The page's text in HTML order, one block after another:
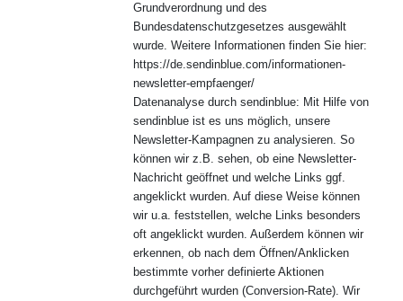
Grundverordnung und des
Bundesdatenschutzgesetzes ausgewählt
wurde. Weitere Informationen finden Sie hier:
https://de.sendinblue.com/informationen-
newsletter-empfaenger/
Datenanalyse durch sendinblue: Mit Hilfe von
sendinblue ist es uns möglich, unsere
Newsletter-Kampagnen zu analysieren. So
können wir z.B. sehen, ob eine Newsletter-
Nachricht geöffnet und welche Links ggf.
angeklickt wurden. Auf diese Weise können
wir u.a. feststellen, welche Links besonders
oft angeklickt wurden. Außerdem können wir
erkennen, ob nach dem Öffnen/Anklicken
bestimmte vorher definierte Aktionen
durchgeführt wurden (Conversion-Rate). Wir